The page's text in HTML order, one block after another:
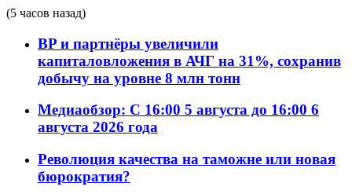
(5 часов назад)
BP и партнёры увеличили
капиталовложения в АЧГ на 31%, сохранив
добычу на уровне 8 млн тонн
Медиаобзор: С 16:00 5 августа до 16:00 6
августа 2026 года
Революция качества на таможне или новая
бюрократия?